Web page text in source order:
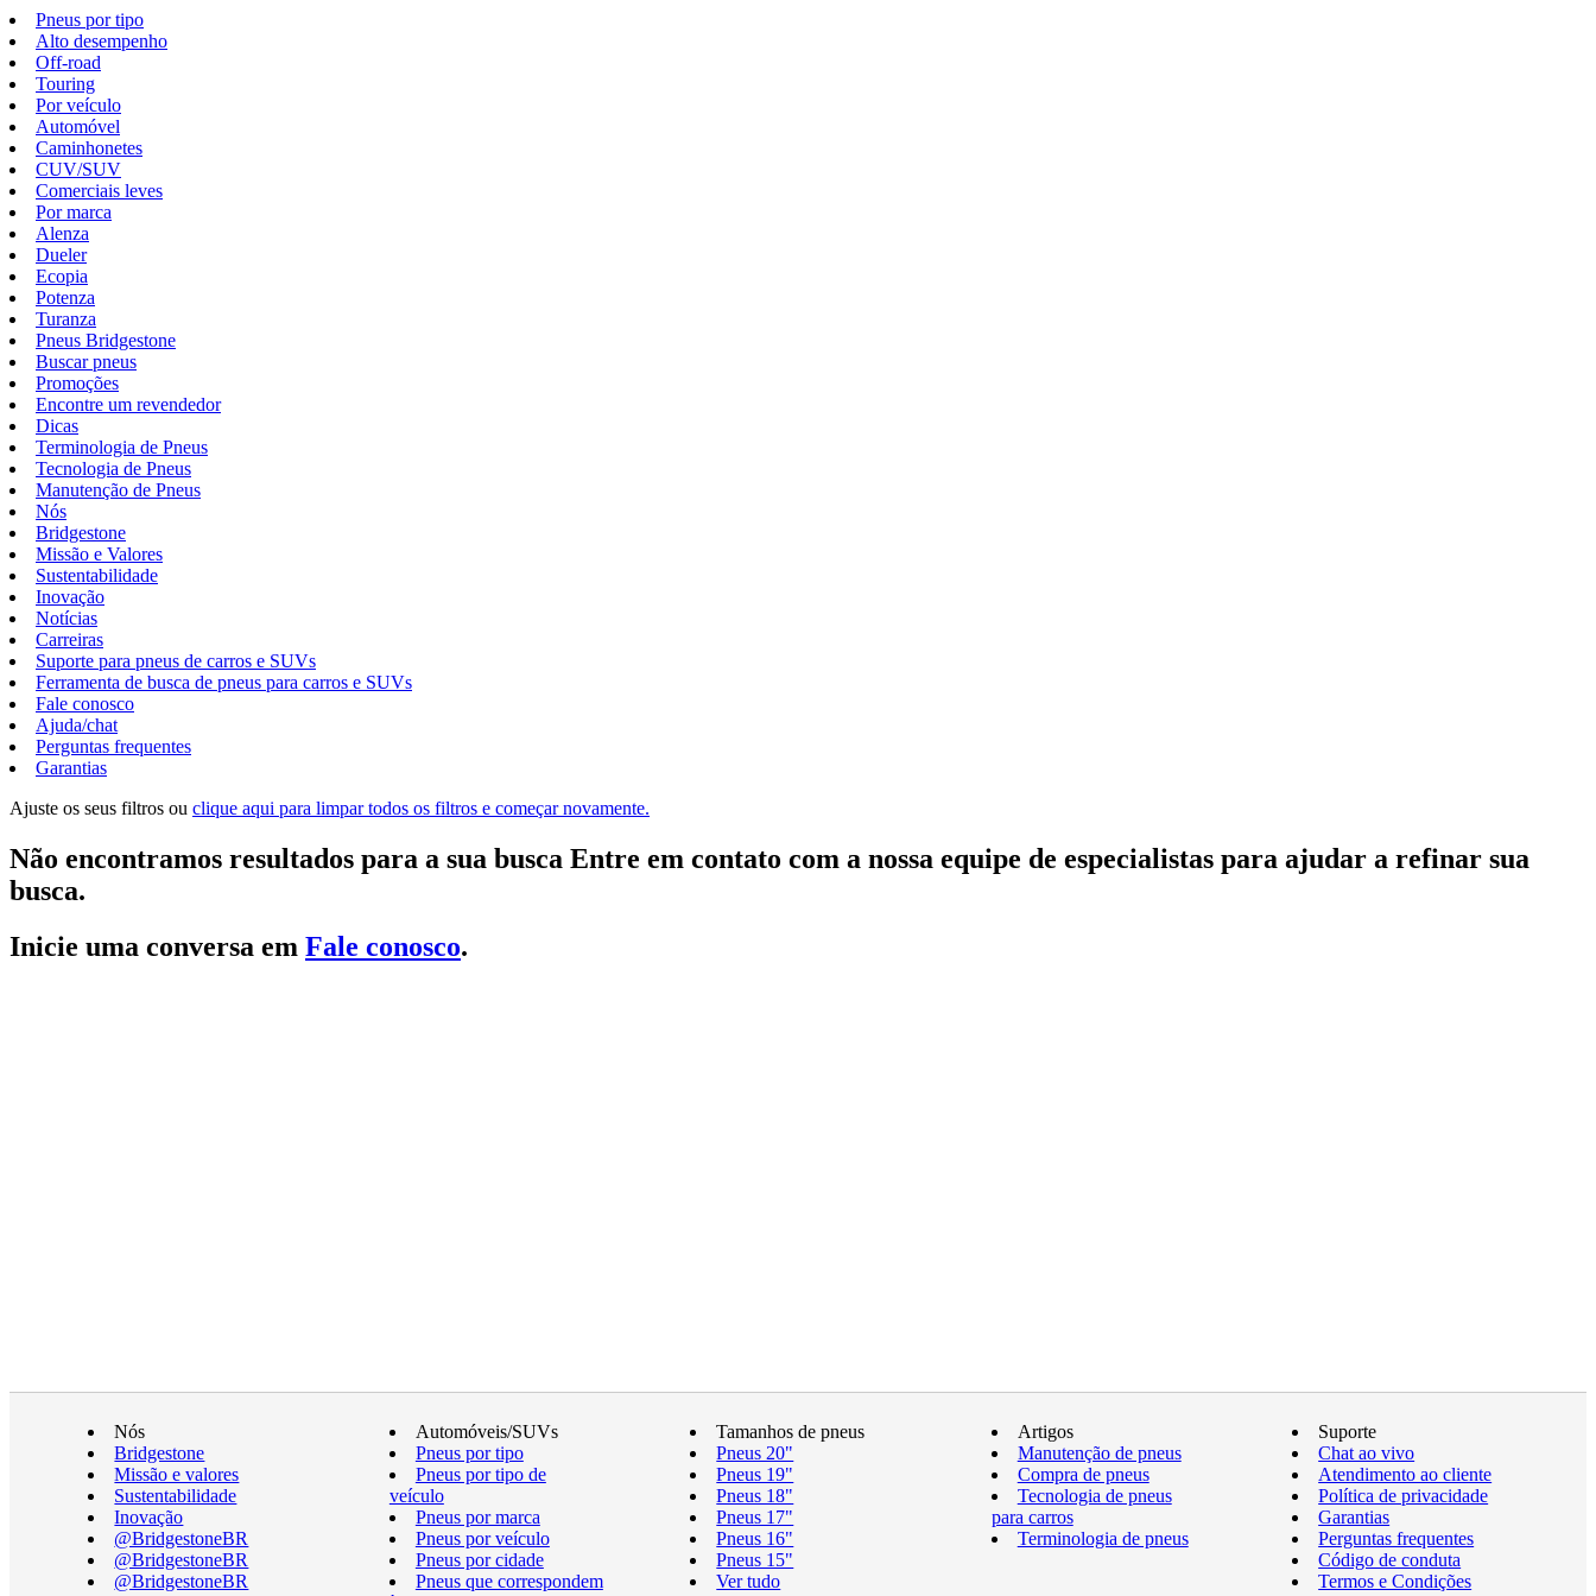
Pneus por tipo
Alto desempenho
Off-road
Touring
Por veículo
Automóvel
Caminhonetes
CUV/SUV
Comerciais leves
Por marca
Alenza
Dueler
Ecopia
Potenza
Turanza
Pneus Bridgestone
Buscar pneus
Promoções
Encontre um revendedor
Dicas
Terminologia de Pneus
Tecnologia de Pneus
Manutenção de Pneus
Nós
Bridgestone
Missão e Valores
Sustentabilidade
Inovação
Notícias
Carreiras
Suporte para pneus de carros e SUVs
Ferramenta de busca de pneus para carros e SUVs
Fale conosco
Ajuda/chat
Perguntas frequentes
Garantias
Ajuste os seus filtros ou clique aqui para limpar todos os filtros e começar novamente.
Não encontramos resultados para a sua busca Entre em contato com a nossa equipe de especialistas para ajudar a refinar sua
busca.
Inicie uma conversa em Fale conosco.
Nós
Bridgestone
Missão e valores
Sustentabilidade
Inovação
@BridgestoneBR
@BridgestoneBR
@BridgestoneBR
Automóveis/SUVs
Pneus por tipo
Pneus por tipo de
veículo
Pneus por marca
Pneus por veículo
Pneus por cidade
Pneus que correspondem
Tamanhos de pneus
Pneus 20"
Pneus 19"
Pneus 18"
Pneus 17"
Pneus 16"
Pneus 15"
Ver tudo
Artigos
Manutenção de pneus
Compra de pneus
Tecnologia de pneus
para carros
Terminologia de pneus
Suporte
Chat ao vivo
Atendimento ao cliente
Política de privacidade
Garantias
Perguntas frequentes
Código de conduta
Termos e Condições